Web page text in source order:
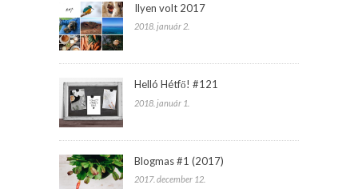
Ilyen volt 2017
2018. január 2.
Helló Hétfő! #121
2018. január 1.
Blogmas #1 (2017)
2017. december 12.